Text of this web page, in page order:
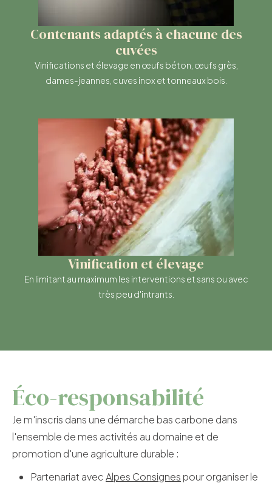
Contenants adaptés à chacune des
cuvées
Vinifications et élevage en œufs béton, œufs grès,
dames-jeannes, cuves inox et tonneaux bois.
Vinification et élevage
En limitant au maximum les interventions et sans ou avec
très peu d'intrants.
Éco-responsabilité
Je m'inscris dans une démarche bas carbone dans
l'ensemble de mes activités au domaine et de
promotion d'une agriculture durable :
Partenariat avecAlpes Consignes pour organiser le